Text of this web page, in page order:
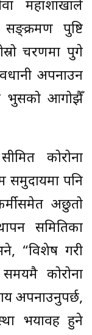
महाशाखाले
पुष्टि
चरणमा पुगे
अपनाउन
भुसको आगोझैँ
कोरोना
समुदायमा पनि
अछुतो
समितिका
“विशेष गरी
कोरोना
अपनाउनुपर्छ,
भयावह हुने